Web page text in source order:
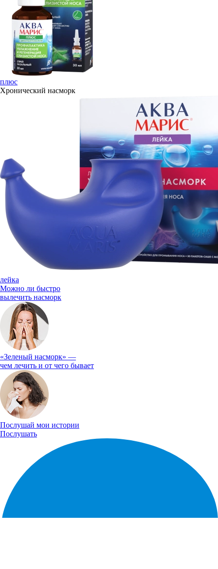
плюс
Хронический насморк
лейка
Можно ли быстро
вылечить насморк
«Зеленый насморк» —
чем лечить и от чего бывает
Послушай мои истории
Послушать